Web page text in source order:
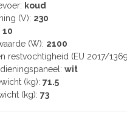
koud
(V): 230
10
(W): 2100
restvochtigheid (EU 2017/
wit
(kg): 71.5
(kg): 73